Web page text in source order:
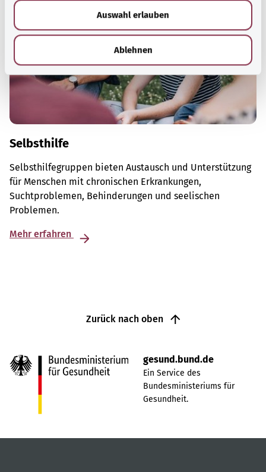
Auswahl erlauben
Ablehnen
Selbsthilfe
Selbsthilfegruppen bieten Austausch und Unterstützung
für Menschen mit chronischen Erkrankungen,
Suchtproblemen, Behinderungen und seelischen
Problemen.
Mehr erfahren
Zurück nach oben
gesund.bund.de
Ein Service des
Bundesministeriums für
Gesundheit.